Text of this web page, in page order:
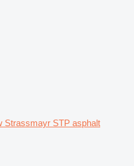
Strassmayr STP asphalt